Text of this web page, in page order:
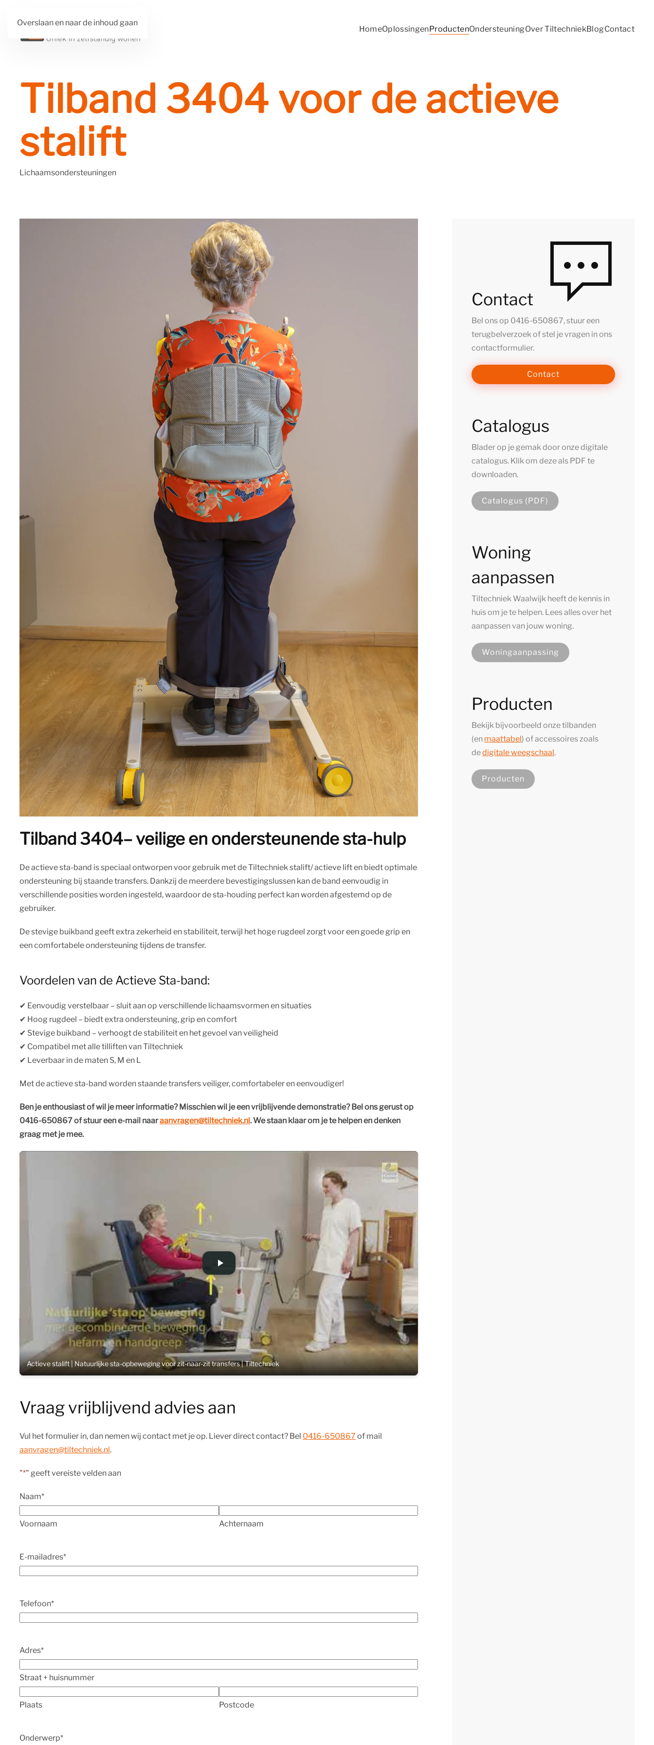
Overslaan en naar de inhoud gaan
HomeOplossingenProductenOndersteuningOver TiltechniekBlogContact
Tilband 3404 voor de actieve
stalift
Lichaamsondersteuningen
Tilband 3404– veilige en ondersteunende sta-hulp
De actieve sta-band is speciaal ontworpen voor gebruik met de Tiltechniek stalift/ actieve lift en biedt optimale
ondersteuning bij staande transfers. Dankzij de meerdere bevestigingslussen kan de band eenvoudig in
verschillende posities worden ingesteld, waardoor de sta-houding perfect kan worden afgestemd op de
gebruiker.
De stevige buikband geeft extra zekerheid en stabiliteit, terwijl het hoge rugdeel zorgt voor een goede grip en
een comfortabele ondersteuning tijdens de transfer.
Voordelen van de Actieve Sta-band:
✔︎ Eenvoudig verstelbaar – sluit aan op verschillende lichaamsvormen en situaties
✔︎ Hoog rugdeel – biedt extra ondersteuning, grip en comfort
✔︎ Stevige buikband – verhoogt de stabiliteit en het gevoel van veiligheid
✔︎ Compatibel met alle tilliften van Tiltechniek
✔︎ Leverbaar in de maten S, M en L
Met de actieve sta-band worden staande transfers veiliger, comfortabeler en eenvoudiger!
Ben je enthousiast of wil je meer informatie? Misschien wil je een vrijblijvende demonstratie? Bel ons gerust op
0416-650867 of stuur een e-mail naaraanvragen@tiltechniek.nl. We staan klaar om je te helpen en denken
graag met je mee.
Actieve stalift | Natuurlijke sta-opbeweging voor zit-naar-zit transfers | Tiltechniek
Vraag vrijblijvend advies aan
Vul het formulier in, dan nemen wij contact met je op. Liever direct contact? Bel 0416-650867 of mail
aanvragen@tiltechniek.nl.
"*" geeft vereiste velden aan
Naam*
Voornaam Achternaam
E-mailadres*
Telefoon*
Adres*
Straat + huisnummer
Plaats Postcode
Onderwerp*
Contact
Bel ons op 0416-650867, stuur een
terugbelverzoek of stel je vragen in ons
contactformulier.
Contact
Catalogus
Blader op je gemak door onze digitale
catalogus. Klik om deze als PDF te
downloaden.
Catalogus (PDF)
Woning
aanpassen
Tiltechniek Waalwijk heeft de kennis in
huis om je te helpen. Lees alles over het
aanpassen van jouw woning.
Woningaanpassing
Producten
Bekijk bijvoorbeeld onze tilbanden
(en maattabel) of accessoires zoals
dedigitale weegschaal.
Producten